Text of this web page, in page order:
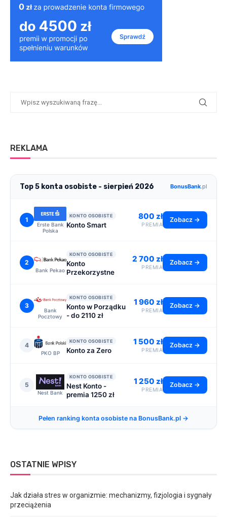
REKLAMA
Top 5 konta osobiste - sierpień 2026 BonusBank.pl
1
Erste Bank
Polska
KONTO OSOBISTE
Konto Smart
800 zł
PREMIA
Zobacz →
2
Bank Pekao
KONTO OSOBISTE
Konto
Przekorzystne
2 700 zł
PREMIA
Zobacz →
3
Bank
Pocztowy
KONTO OSOBISTE
Konto w Porządku
- do 2110 zł
1 960 zł
PREMIA
Zobacz →
4
PKO BP
KONTO OSOBISTE
Konto za Zero
1 500 zł
PREMIA
Zobacz →
5
Nest Bank
KONTO OSOBISTE
Nest Konto -
premia 1250 zł
1 250 zł
PREMIA
Zobacz →
Pełen ranking konta osobiste na BonusBank.pl →
OSTATNIE WPISY
Jak działa stres w organizmie: mechanizmy, fizjologia i sygnały
przeciążenia